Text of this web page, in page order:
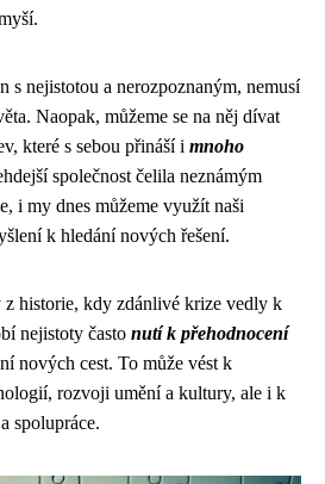
s nejistotou a nerozpoznaným, nemusí
Naopak, můžeme se na něj dívat
které s sebou přináší i mnoho
společnost čelila neznámým
i my dnes můžeme využít naši
k hledání nových řešení.
historie, kdy zdánlivé krize vedly k
nejistoty často nutí k přehodnocení
nových cest. To může vést k
rozvoji umění a kultury, ale i k
spolupráce.